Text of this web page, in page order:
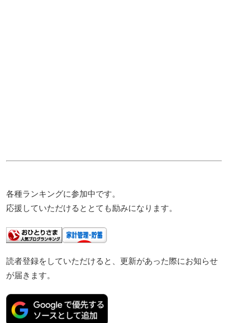
各種ランキングに参加中です。
応援していただけるととても励みになります。
読者登録をしていただけると、更新があった際にお知らせ
が届きます。